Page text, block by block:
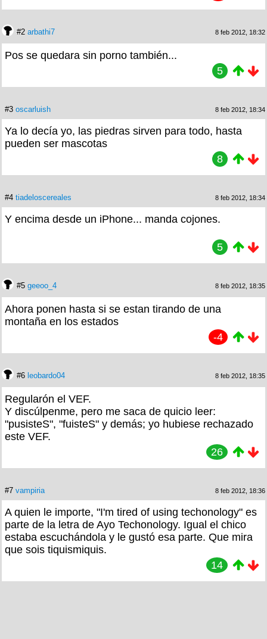
#2 arbathi7 8 feb 2012, 18:32
Pos se quedara sin porno también...
5
#3 oscarluish 8 feb 2012, 18:34
Ya lo decía yo, las piedras sirven para todo, hasta
pueden ser mascotas
8
#4 tiadeloscereales 8 feb 2012, 18:34
Y encima desde un iPhone... manda cojones.
5
#5 geeoo_4 8 feb 2012, 18:35
Ahora ponen hasta si se estan tirando de una
montaña en los estados
-4
#6 leobardo04 8 feb 2012, 18:35
Regularón el VEF.
Y discúlpenme, pero me saca de quicio leer:
"pusisteS", "fuisteS" y demás; yo hubiese rechazado
este VEF.
26
#7 vampiria 8 feb 2012, 18:36
A quien le importe, "I'm tired of using techonology" es
parte de la letra de Ayo Techonology. Igual el chico
estaba escuchándola y le gustó esa parte. Que mira
que sois tiquismiquis.
14